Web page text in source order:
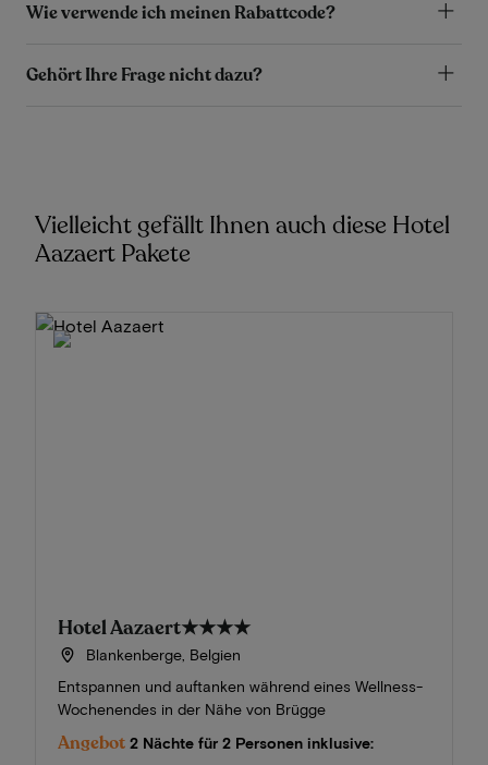
Wie verwende ich meinen Rabattcode?
Gehört Ihre Frage nicht dazu?
Vielleicht gefällt Ihnen auch diese Hotel
Aazaert Pakete
Hotel Aazaert★★★★
Blankenberge, Belgien
Entspannen und auftanken während eines Wellness-
Wochenendes in der Nähe von Brügge
Angebot 2 Nächte für 2 Personen inklusive: